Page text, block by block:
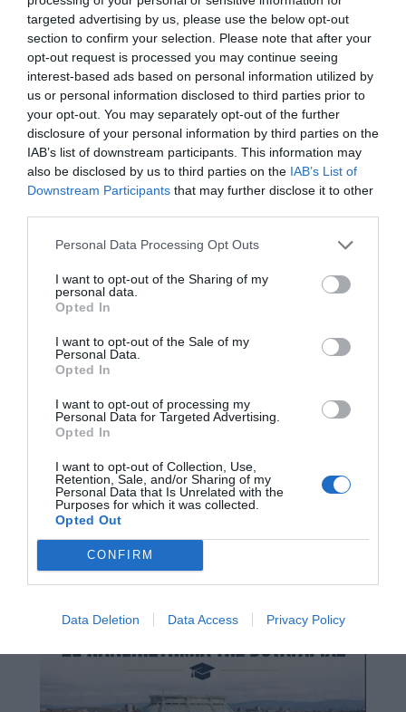
targeted advertising by us, please use the below opt-out
section to confirm your selection. Please note that after your
opt-out request is processed you may continue seeing
interest-based ads based on personal information utilized by
us or personal information disclosed to third parties prior to
your opt-out. You may separately opt-out of the further
disclosure of your personal information by third parties on the
IAB’s list of downstream participants. This information may
also be disclosed by us to third parties on the IAB’s List of
Downstream Participants that may further disclose it to other
Personal Data Processing Opt Outs
I want to opt-out of the Sharing of my
personal data.
Opted In
I want to opt-out of the Sale of my
Personal Data.
Opted In
I want to opt-out of processing my
Personal Data for Targeted Advertising.
Opted In
I want to opt-out of Collection, Use,
Retention, Sale, and/or Sharing of my
Personal Data that Is Unrelated with the
Purposes for which it was collected.
Opted Out
CONFIRM
Data Deletion Data Access Privacy Policy